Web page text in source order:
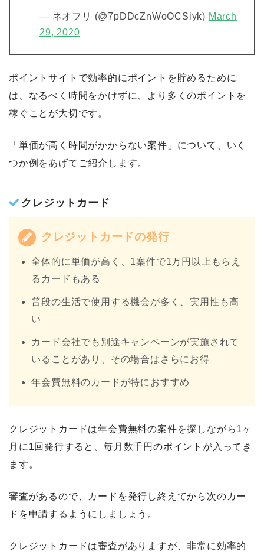
— ネオフリ (@7pDDcZnWoOCSiyk) March
29, 2020
ポイントサイトで効率的にポイントを貯めるために
は、なるべく時間をかけずに、より多くのポイントを
稼ぐことが大切です。
「単価が高く時間がかからない案件」について、いく
つか例をあげてご紹介します。
クレジットカード
クレジットカードの発行
全体的に単価が高く、1案件で1万円以上もらえ
るカードもある
普段の生活で使用する機会が多く、実用性も高
い
カード会社でも別途キャンペーンが実施されて
いることがあり、その場合はさらにお得
年会費無料のカードが特におすすめ
クレジットカードは年会費無料の案件を探しながら1ヶ
月に1回発行すると、毎月数千円のポイントが入ってき
ます。
審査があるので、カードを発行し終えてから次のカー
ドを申請するようにしましょう。
クレジットカードは審査がありますが、非常に効率的